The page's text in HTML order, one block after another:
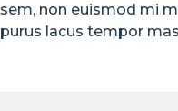
sem, non euismod mi
purus lacus tempor